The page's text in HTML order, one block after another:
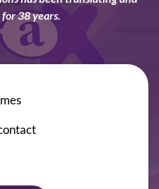
38 years.